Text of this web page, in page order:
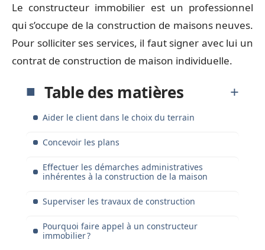
Le constructeur immobilier est un professionnel
qui s’occupe de la construction de maisons neuves.
Pour solliciter ses services, il faut signer avec lui un
contrat de construction de maison individuelle.
Table des matières
Aider le client dans le choix du terrain
Concevoir les plans
Effectuer les démarches administratives
inhérentes à la construction de la maison
Superviser les travaux de construction
Pourquoi faire appel à un constructeur
immobilier ?